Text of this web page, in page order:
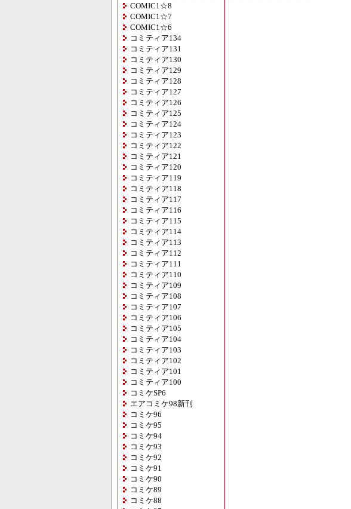
COMIC1☆8
COMIC1☆7
COMIC1☆6
コミティア134
コミティア131
コミティア130
コミティア129
コミティア128
コミティア127
コミティア126
コミティア125
コミティア124
コミティア123
コミティア122
コミティア121
コミティア120
コミティア119
コミティア118
コミティア117
コミティア116
コミティア115
コミティア114
コミティア113
コミティア112
コミティア111
コミティア110
コミティア109
コミティア108
コミティア107
コミティア106
コミティア105
コミティア104
コミティア103
コミティア102
コミティア101
コミティア100
コミケSP6
エアコミケ98新刊
コミケ96
コミケ95
コミケ94
コミケ93
コミケ92
コミケ91
コミケ90
コミケ89
コミケ88